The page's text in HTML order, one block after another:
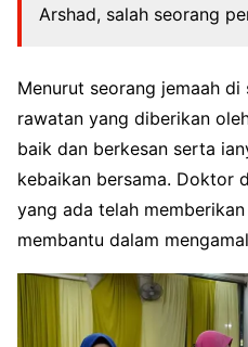
Arshad, salah seorang
Menurut seorang jemaah
rawatan yang diberikan
baik dan berkesan serta
kebaikan bersama. Doktor
yang ada telah
membantu dalam